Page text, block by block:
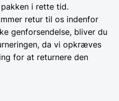
i rette tid.
retur til os indenfor
genforsendelse, bliver du
da vi opkræves
for at returnere den